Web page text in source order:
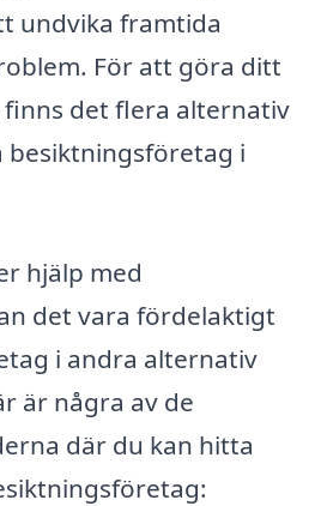
undvika framtida
För att göra ditt
det flera alternativ
besiktningsföretag i
hjälp med
det vara fördelaktigt
i andra alternativ
är några av de
där du kan hitta